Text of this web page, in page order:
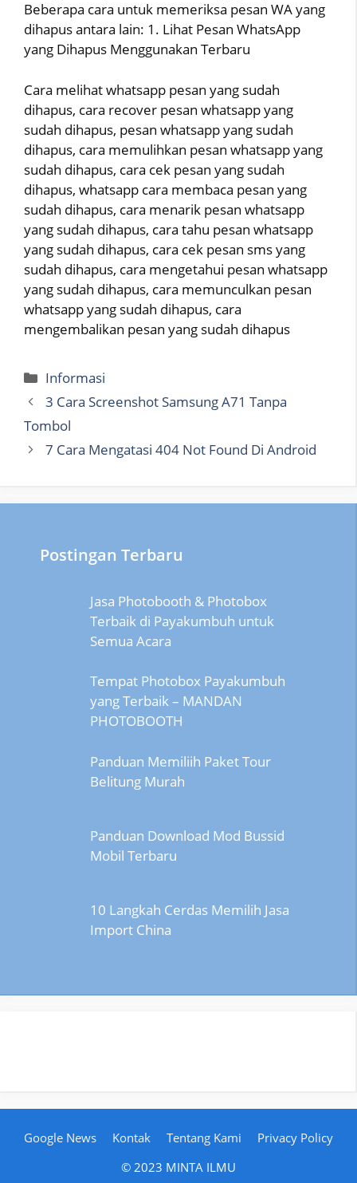
Beberapa cara untuk memeriksa pesan WA yang
dihapus antara lain: 1. Lihat Pesan WhatsApp
yang Dihapus Menggunakan Terbaru
Cara melihat whatsapp pesan yang sudah
dihapus, cara recover pesan whatsapp yang
sudah dihapus, pesan whatsapp yang sudah
dihapus, cara memulihkan pesan whatsapp yang
sudah dihapus, cara cek pesan yang sudah
dihapus, whatsapp cara membaca pesan yang
sudah dihapus, cara menarik pesan whatsapp
yang sudah dihapus, cara tahu pesan whatsapp
yang sudah dihapus, cara cek pesan sms yang
sudah dihapus, cara mengetahui pesan whatsapp
yang sudah dihapus, cara memunculkan pesan
whatsapp yang sudah dihapus, cara
mengembalikan pesan yang sudah dihapus
Categories
Informasi
3 Cara Screenshot Samsung A71 Tanpa
Tombol
7 Cara Mengatasi 404 Not Found Di Android
Postingan Terbaru
Jasa Photobooth & Photobox
Terbaik di Payakumbuh untuk
Semua Acara
Tempat Photobox Payakumbuh
yang Terbaik – MANDAN
PHOTOBOOTH
Panduan Memiliih Paket Tour
Belitung Murah
Panduan Download Mod Bussid
Mobil Terbaru
10 Langkah Cerdas Memilih Jasa
Import China
Google News Kontak Tentang Kami
Privacy Policy
© 2023 MINTA ILMU